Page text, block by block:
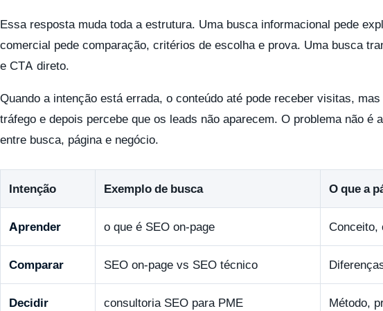
Essa resposta muda toda a estrutura. Uma busca informacional pede
comercial pede comparação, critérios de escolha e prova. Uma busca
e CTA direto.
Quando a intenção está errada, o conteúdo até pode receber visitas,
tráfego e depois percebe que os leads não aparecem. O problema não é
entre busca, página e negócio.
Intenção Exemplo de busca O que a
Aprender o que é SEO on-page Conceito,
Comparar SEO on-page vs SEO técnico
Decidir consultoria SEO para PME Método,